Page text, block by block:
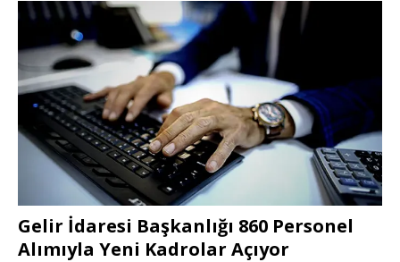
Gelir İdaresi Başkanlığı 860 Personel
Alımıyla Yeni Kadrolar Açıyor